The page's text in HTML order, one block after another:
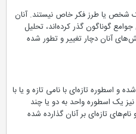
یا طرز فکر خاص نیستند. آنان
گوناگون گذر کرده‌اند، تحلیل
آنان دچار تغییر و تطور شده
و اسطوره تازه‌ای با نامی تازه و یا با
یک اسطوره واحد به دو یا چند
تازه‌ای بر آنان گذارده شده